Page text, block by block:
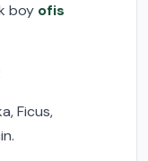
boy ofis
Ficus,